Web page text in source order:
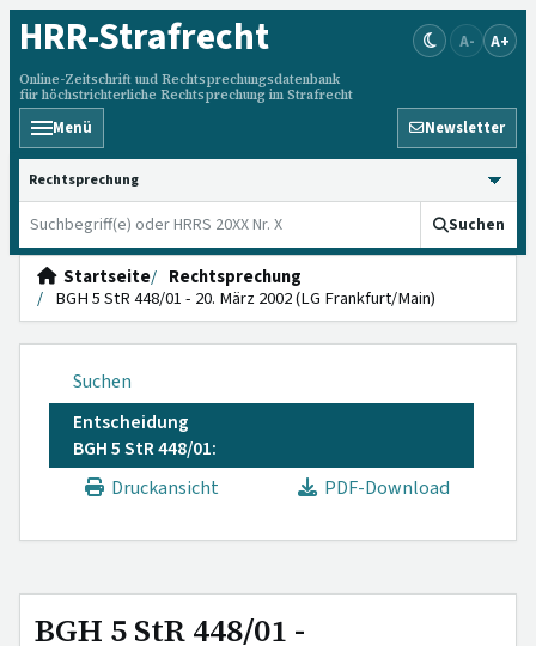
HRR-Strafrecht
Online-Zeitschrift und Rechtsprechungsdatenbank
für höchstrichterliche Rechtsprechung im Strafrecht
A- A+
Menü Newsletter
HRRS durchsuchen
Suchen
Startseite
Rechtsprechung
BGH 5 StR 448/01 - 20. März 2002 (LG Frankfurt/Main)
Suchen
Entscheidung
BGH 5 StR 448/01:
Druckansicht
PDF-Download
BGH 5 StR 448/01 -